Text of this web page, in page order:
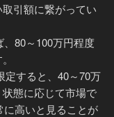
引額に繋がってい
80～100万円程度
定すると、40～70万
態に応じて市場で
高いと見ることが